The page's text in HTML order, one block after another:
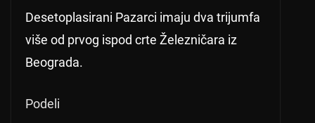
Desetoplasirani Pazarci imaju dva trijumfa
više od prvog ispod crte Železničara iz
Beograda.
Podeli